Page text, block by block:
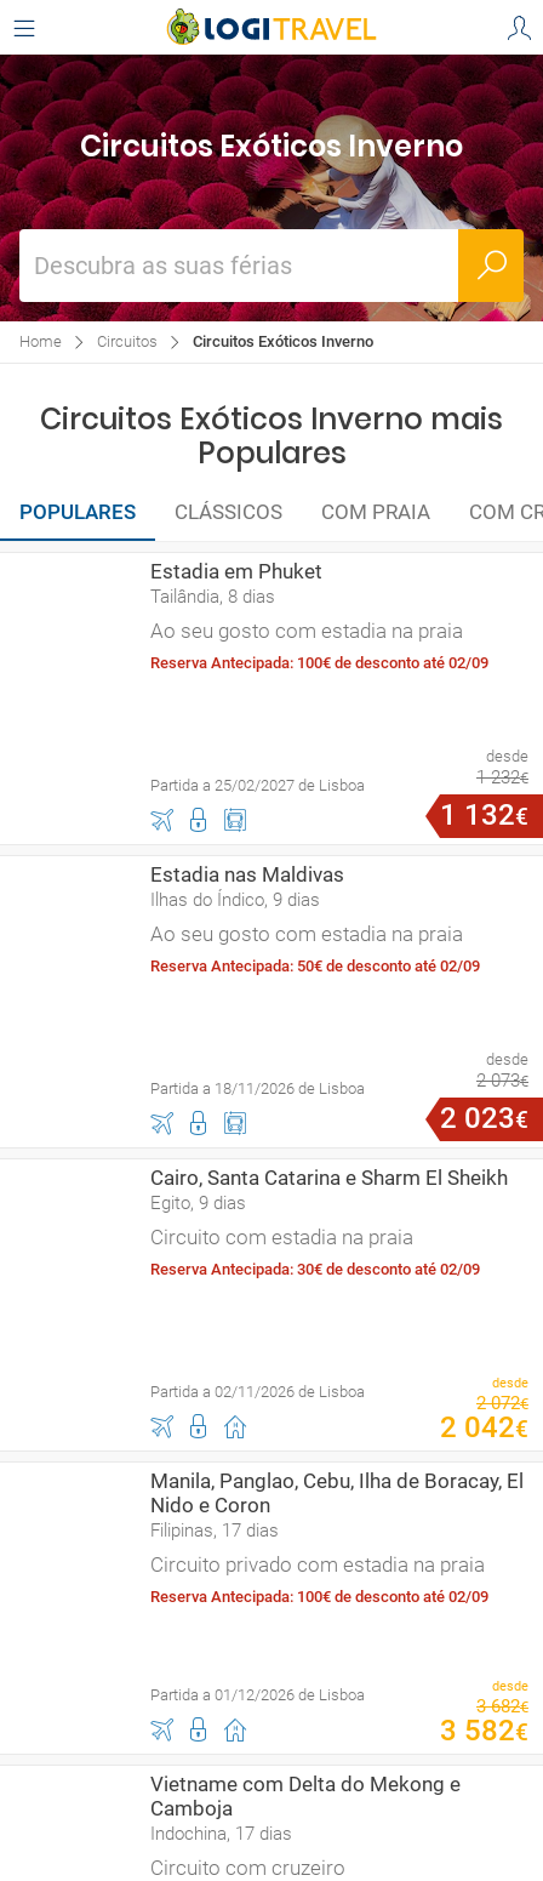
Circuitos Exóticos Inverno
Descubra as suas férias
Home Circuitos Circuitos Exóticos Inverno
Circuitos Exóticos Inverno mais
Populares
POPULARES CLÁSSICOS COM PRAIA COM
Estadia em Phuket
Tailândia, 8 dias
Ao seu gosto com estadia na praia
Reserva Antecipada: 100€ de desconto até 02/09
Partida a 25/02/2027 de Lisboa
desde
1 232€
1 132€
Estadia nas Maldivas
Ilhas do Índico, 9 dias
Ao seu gosto com estadia na praia
Reserva Antecipada: 50€ de desconto até 02/09
Partida a 18/11/2026 de Lisboa
desde
2 073€
2 023€
Cairo, Santa Catarina e Sharm El Sheikh
Egito, 9 dias
Circuito com estadia na praia
Reserva Antecipada: 30€ de desconto até 02/09
Partida a 02/11/2026 de Lisboa desde
2 072€
2 042€
Manila, Panglao, Cebu, Ilha de Boracay, El
Nido e Coron
Filipinas, 17 dias
Circuito privado com estadia na praia
Reserva Antecipada: 100€ de desconto até 02/09
Partida a 01/12/2026 de Lisboa desde
3 682€
3 582€
Vietname com Delta do Mekong e
Camboja
Indochina, 17 dias
Circuito com cruzeiro